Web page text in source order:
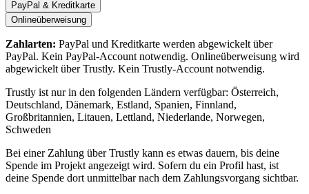
PayPal & Kreditkarte
Onlineüberweisung
Zahlarten: PayPal und Kreditkarte werden abgewickelt über
PayPal. Kein PayPal-Account notwendig. Onlineüberweisung wird
abgewickelt über Trustly. Kein Trustly-Account notwendig.
Trustly ist nur in den folgenden Ländern verfügbar: Österreich,
Deutschland, Dänemark, Estland, Spanien, Finnland,
Großbritannien, Litauen, Lettland, Niederlande, Norwegen,
Schweden
Bei einer Zahlung über Trustly kann es etwas dauern, bis deine
Spende im Projekt angezeigt wird. Sofern du ein Profil hast, ist
deine Spende dort unmittelbar nach dem Zahlungsvorgang sichtbar.